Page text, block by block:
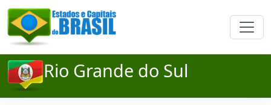
Rio Grande do Sul